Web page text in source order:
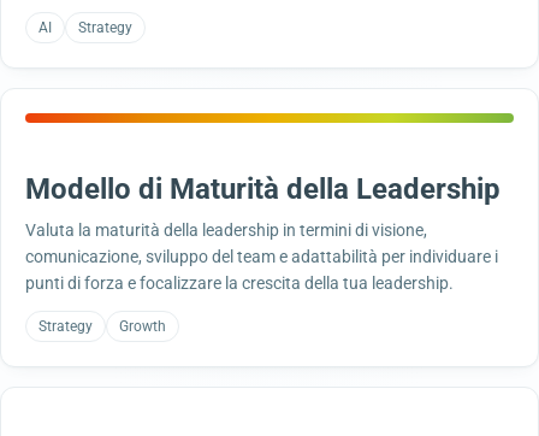
AI Strategy
Modello di Maturità della Leadership
Valuta la maturità della leadership in termini di visione,
comunicazione, sviluppo del team e adattabilità per individuare i
punti di forza e focalizzare la crescita della tua leadership.
Strategy Growth